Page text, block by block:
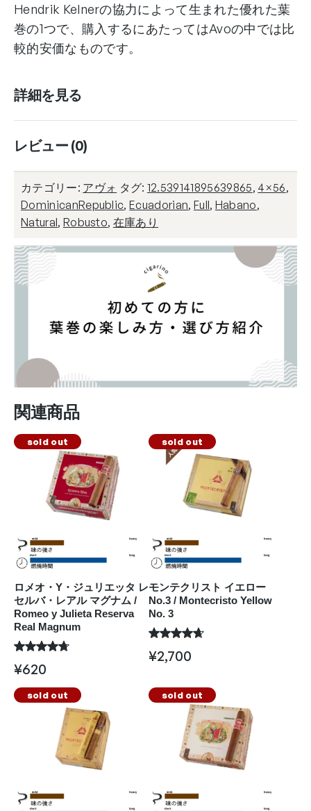
個
Hendrik Kelnerの協力によって生まれた優れた葉
巻の1つで、購入するにあたってはAvoの中では比
較的安価なものです。
詳細を見る
レビュー (0)
カテゴリー: アヴォ タグ: 12.539141895639865, 4×56,
DominicanRepublic,Ecuadorian, Full, Habano,
Natural, Robusto, 在庫あり
関連商品
sold out
ロメオ・Y・ジュリエッタ レ
セルバ・レアル マグナム /
Romeo y Julieta Reserva
Real Magnum
¥620
sold out
モンテクリスト イエロー
No.3 / Montecristo Yellow
No. 3
¥2,700
sold out sold out